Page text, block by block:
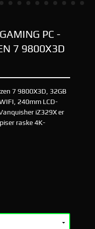
PC -
7 9800X3D
7 9800X3D, 32GB
240mm LCD-
iZ329X er
raske 4K-